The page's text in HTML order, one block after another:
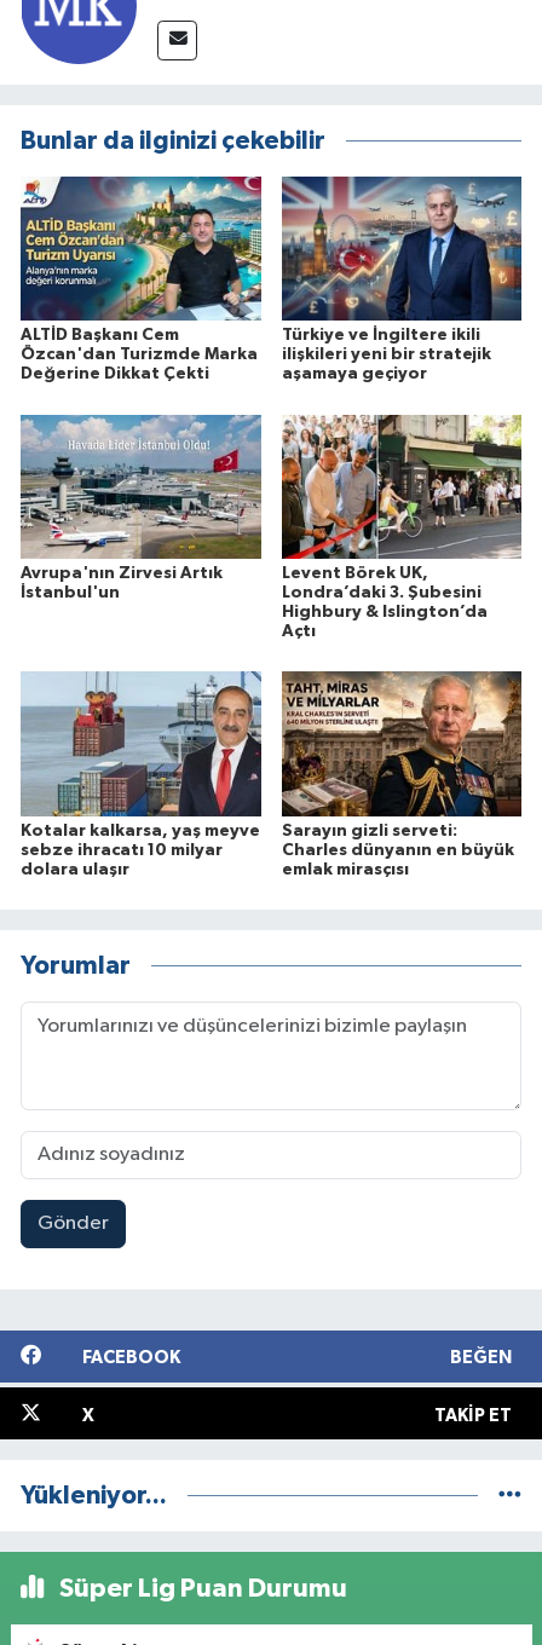
Bunlar da ilginizi çekebilir
ALTİD Başkanı Cem
Özcan'dan Turizmde Marka
Değerine Dikkat Çekti
Türkiye ve İngiltere ikili
ilişkileri yeni bir stratejik
aşamaya geçiyor
Avrupa'nın Zirvesi Artık
İstanbul'un
Levent Börek UK,
Londra’daki 3. Şubesini
Highbury & Islington’da
Açtı
Kotalar kalkarsa, yaş meyve
sebze ihracatı 10 milyar
dolara ulaşır
Sarayın gizli serveti:
Charles dünyanın en büyük
emlak mirasçısı
Yorumlar
Gönder
FACEBOOK BEĞEN
X TAKIP ET
Yükleniyor...
Süper Lig Puan Durumu